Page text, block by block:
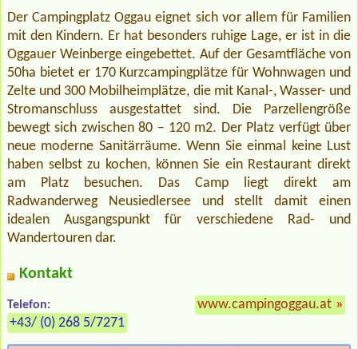
Der Campingplatz Oggau eignet sich vor allem für Familien
mit den Kindern. Er hat besonders ruhige Lage, er ist in die
Oggauer Weinberge eingebettet. Auf der Gesamtfläche von
50ha bietet er 170 Kurzcampingplätze für Wohnwagen und
Zelte und 300 Mobilheimplätze, die mit Kanal-, Wasser- und
Stromanschluss ausgestattet sind. Die Parzellengröße
bewegt sich zwischen 80 – 120 m2. Der Platz verfügt über
neue moderne Sanitärräume. Wenn Sie einmal keine Lust
haben selbst zu kochen, können Sie ein Restaurant direkt
am Platz besuchen. Das Camp liegt direkt am
Radwanderweg Neusiedlersee und stellt damit einen
idealen Ausgangspunkt für verschiedene Rad- und
Wandertouren dar.
Kontakt
Telefon:
+43/ (0) 268 5/7271
www.campingoggau.at »